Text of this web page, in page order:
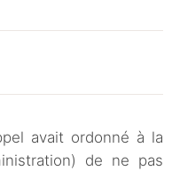
avait ordonné à la
de ne pas